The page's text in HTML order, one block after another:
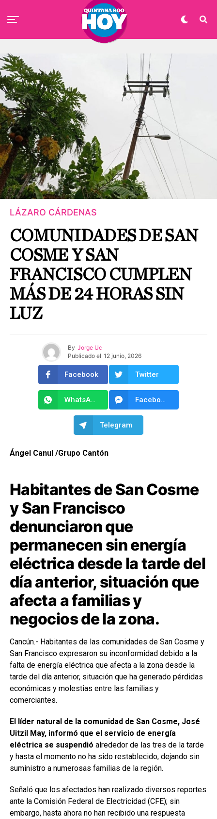
LÁZARO CÁRDENAS
COMUNIDADES DE SAN
COSME Y SAN
FRANCISCO CUMPLEN
MÁS DE 24 HORAS SIN
LUZ
By Jorge Uc
Publicado el 12 junio, 2026
Facebook Twitter
WhatsApp Facebook Messenger
Telegram
Ángel Canul /Grupo Cantón
Habitantes de San Cosme
y San Francisco
denunciaron que
permanecen sin energía
eléctrica desde la tarde del
día anterior, situación que
afecta a familias y
negocios de la zona.
Cancún.- Habitantes de las comunidades de San Cosme y
San Francisco expresaron su inconformidad debido a la
falta de energía eléctrica que afecta a la zona desde la
tarde del día anterior, situación que ha generado pérdidas
económicas y molestias entre las familias y
comerciantes.
El líder natural de la comunidad de San Cosme, José
Uitzil May, informó que el servicio de energía
eléctrica se suspendió alrededor de las tres de la tarde
y hasta el momento no ha sido restablecido, dejando sin
suministro a numerosas familias de la región.
Señaló que los afectados han realizado diversos reportes
ante la Comisión Federal de Electricidad (CFE); sin
embargo, hasta ahora no han recibido una respuesta